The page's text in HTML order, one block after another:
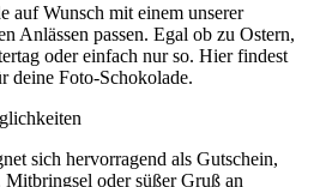
auf Wunsch mit einem unserer
Anlässen passen. Egal ob zu Ostern,
oder einfach nur so. Hier findest
deine Foto-Schokolade.
sich hervorragend als Gutschein,
oder süßer Gruß an